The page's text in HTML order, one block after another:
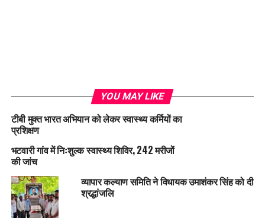
YOU MAY LIKE
टीबी मुक्त भारत अभियान को लेकर स्वास्थ्य कर्मियों का
प्रशिक्षण
भटवारी गांव में निःशुल्क स्वास्थ्य शिविर, 242 मरीजों
की जांच
व्यापार कल्याण समिति ने विधायक उमाशंकर सिंह को दी
श्रद्धांजलि